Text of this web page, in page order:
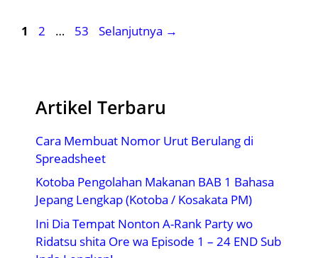
Halaman
1 Halaman
2 … Halaman
53 Selanjutnya →
Artikel Terbaru
Cara Membuat Nomor Urut Berulang di
Spreadsheet
Kotoba Pengolahan Makanan BAB 1 Bahasa
Jepang Lengkap (Kotoba / Kosakata PM)
Ini Dia Tempat Nonton A-Rank Party wo
Ridatsu shita Ore wa Episode 1 – 24 END Sub